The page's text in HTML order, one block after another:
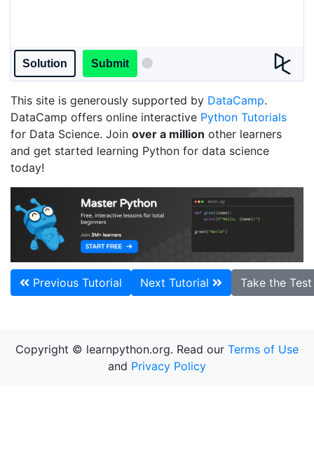
Solution Submit
This site is generously supported by DataCamp.
DataCamp offers online interactive Python Tutorials
for Data Science. Join over a million other learners
and get started learning Python for data science
today!
Previous Tutorial Next Tutorial Take the
Copyright © learnpython.org. Read our Terms of Use
and Privacy Policy